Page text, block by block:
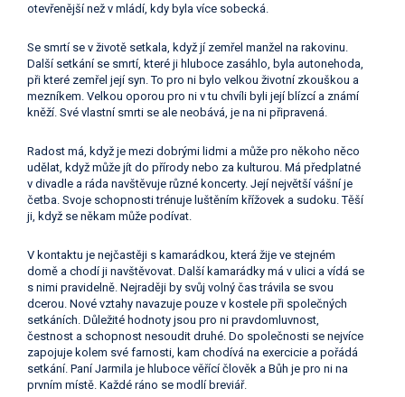
otevřenější než v mládí, kdy byla více sobecká.
Se smrtí se v životě setkala, když jí zemřel manžel na rakovinu.
Další setkání se smrtí, které ji hluboce zasáhlo, byla autonehoda,
při které zemřel její syn. To pro ni bylo velkou životní zkouškou a
mezníkem. Velkou oporou pro ni v tu chvíli byli její blízcí a známí
kněží. Své vlastní smrti se ale neobává, je na ni připravená.
Radost má, když je mezi dobrými lidmi a může pro někoho něco
udělat, když může jít do přírody nebo za kulturou. Má předplatné
v divadle a ráda navštěvuje různé koncerty. Její největší vášní je
četba. Svoje schopnosti trénuje luštěním křížovek a sudoku. Těší
ji, když se někam může podívat.
V kontaktu je nejčastěji s kamarádkou, která žije ve stejném
domě a chodí ji navštěvovat. Další kamarádky má v ulici a vídá se
s nimi pravidelně. Nejraději by svůj volný čas trávila se svou
dcerou. Nové vztahy navazuje pouze v kostele při společných
setkáních. Důležité hodnoty jsou pro ni pravdomluvnost,
čestnost a schopnost nesoudit druhé. Do společnosti se nejvíce
zapojuje kolem své farnosti, kam chodívá na exercicie a pořádá
setkání. Paní Jarmila je hluboce věřící člověk a Bůh je pro ni na
prvním místě. Každé ráno se modlí breviář.